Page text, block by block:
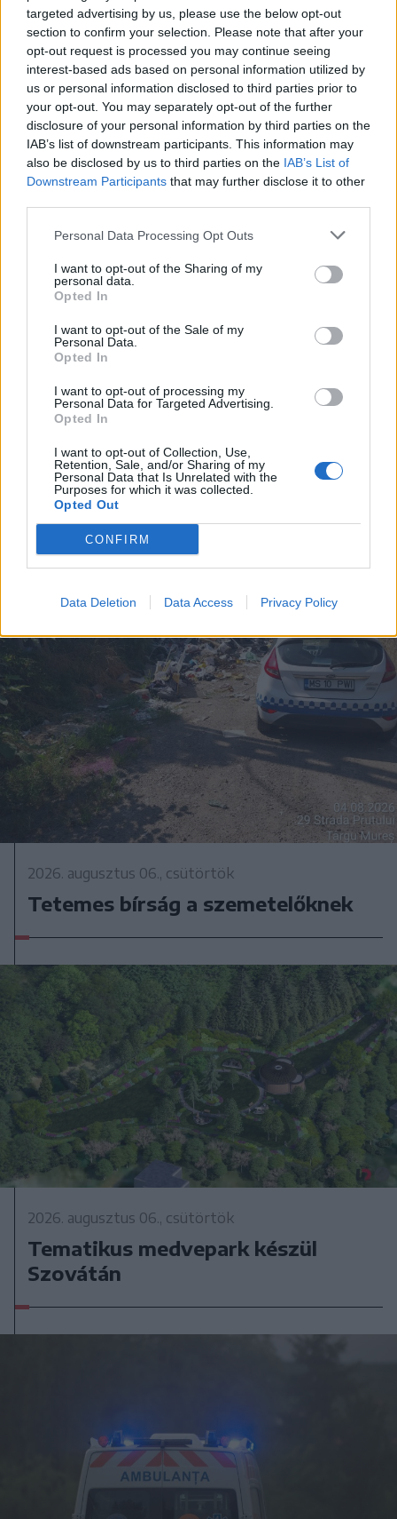
targeted advertising by us, please use the below opt-out
section to confirm your selection. Please note that after your
opt-out request is processed you may continue seeing
interest-based ads based on personal information utilized by
us or personal information disclosed to third parties prior to
your opt-out. You may separately opt-out of the further
disclosure of your personal information by third parties on the
IAB’s list of downstream participants. This information may
also be disclosed by us to third parties on the IAB’s List of
Downstream Participants that may further disclose it to other
Personal Data Processing Opt Outs
I want to opt-out of the Sharing of my
personal data.
Opted In
I want to opt-out of the Sale of my
Personal Data.
Opted In
I want to opt-out of processing my
Personal Data for Targeted Advertising.
Opted In
I want to opt-out of Collection, Use,
Retention, Sale, and/or Sharing of my
Personal Data that Is Unrelated with the
Purposes for which it was collected.
Opted Out
CONFIRM
Data Deletion Data Access Privacy Policy
is szükség volt a műtőben
Dinnyével megrakott teherautó
2026. augusztus 06., csütörtök
Tetemes bírság a szemetelőknek
2026. augusztus 06., csütörtök
Tematikus medvepark készül
Szovátán